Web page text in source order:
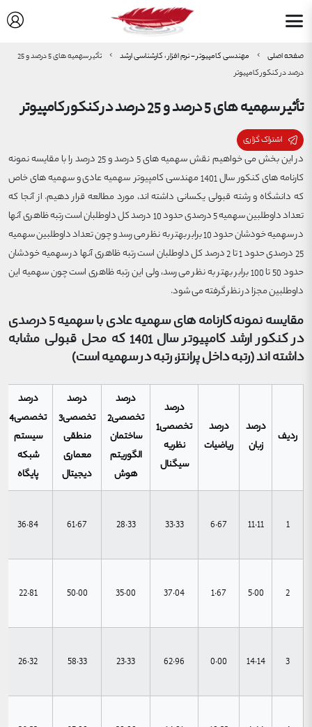
صفحه اصلی مهندسی کامپیوتر - نرم افزار ، کارشناسی ارشد
تأثیر سهمیه های 5 درصد و 25
درصد در کنکور کامپیوتر
تأثیر سهمیه های 5 درصد و 25 درصد در کنکور کامپیوتر
اشتراک گزاری
در این بخش می خواهیم نقش سهمیه های 5 درصد و 25 درصد را با مقایسه نمونه
کارنامه های کنکور سال 1401 مهندسی کامپیوتر سهمیه عادی و سهمیه های خاص
که دانشگاه و رشته قبولی یکسانی داشته اند، مورد مطالعه قرار دهیم. از آنجا که
تعداد داوطلبین سهمیه 5 درصدی حدود 10 درصد کل داوطلبان است رتبه ظاهری آنها
در سهمیه خودشان حدود 10 برابر بهتر به نظر می رسد و چون تعداد داوطلبین سهمیه
25 درصدی حدود 1 تا 2 درصد کل داوطلبان است رتبه ظاهری آنها در سهمیه خودشان
حدود 50 تا 100 برابر بهتر به نظر می رسد، ولی این رتبه ظاهری است چون سهمیه این
داوطلبین مجزا در نظر گرفته می شود.
مقایسه نمونه کارنامه های سهمیه عادی با سهمیه 5 درصدی
در کنکور ارشد کامپیوتر سال 1401 که محل قبولی مشابه
داشته اند (رتبه داخل پرانتز، رتبه در سهمیه است)
ردیف
درصد
زبان
درصد
ریاضیات
درصد
تخصصی1
نظریه
سیگنال
درصد
تخصصی2
ساختمان
الگوریتم
هوش
درصد
تخصصی3
منطقی
معماری
دیجیتال
درصد
تخصصی4
سیستم
شبکه
پایگاه
1
11.11
6.67
33.33
28.33
61.67
36.84
2
5.00
1.67
37.04
35.00
50.00
22.81
3
14.14
0.00
62.96
23.33
58.33
26.32